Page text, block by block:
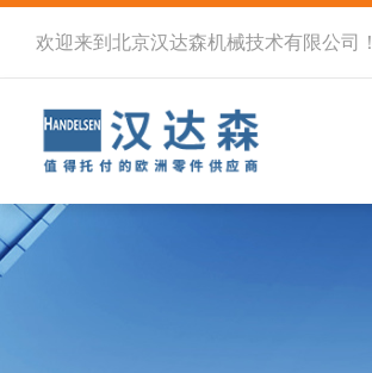
欢迎来到北京汉达森机械技术有限公司！